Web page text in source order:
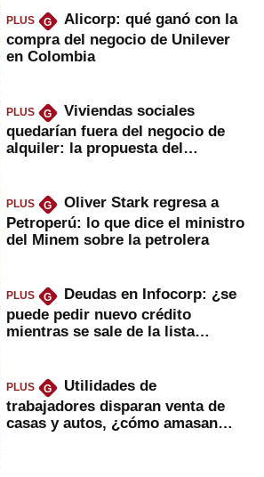
PLUS G
Alicorp: qué ganó con la
compra del negocio de Unilever
en Colombia
PLUS G
Viviendas sociales
quedarían fuera del negocio de
alquiler: la propuesta del
PLUS G
Oliver Stark regresa a
Petroperú: lo que dice el ministro
del Minem sobre la petrolera
PLUS G
Deudas en Infocorp: ¿se
puede pedir nuevo crédito
mientras se sale de la lista
PLUS G
Utilidades de
trabajadores disparan venta de
casas y autos, ¿cómo amasan